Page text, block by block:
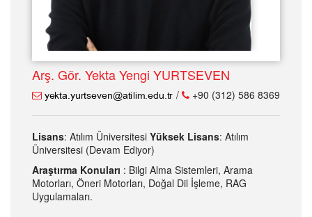
Arş. Gör. Yekta Yengi YURTSEVEN
/ +90 (312) 586 8369
Lisans: Atılım Üniversitesi Yüksek Lisans: Atılım
Üniversitesi (Devam Ediyor)
Araştırma Konuları : Bilgi Alma Sistemleri, Arama
Motorları, Öneri Motorları, Doğal Dil İşleme, RAG
Uygulamaları.